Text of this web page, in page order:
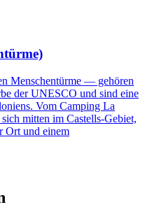
Menschentürme — gehören
der UNESCO und sind eine
Vom Camping La
mitten im Castells-Gebiet,
Ort und einem